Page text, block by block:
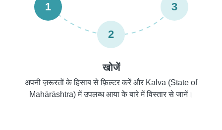
1
2
3
खोजें
अपनी ज़रूरतों के हिसाब से फ़िल्टर करें और Kālva (State of
Mahārāshtra) में उपलब्ध आया के बारे में विस्तार से जानें।